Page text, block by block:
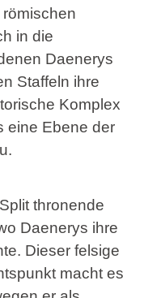
in die
Daenerys
Staffeln ihre
Komplex
eine Ebene der
thronende
Daenerys ihre
Dieser felsige
macht es